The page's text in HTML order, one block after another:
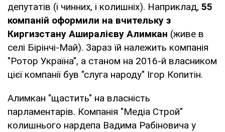
депутатів (і чинних, і колишніх). Наприклад, 55
компаній оформили на вчительку з
Киргизстану Аширалієву Алимкан (живе в
селі Бірінчі-Май). Зараз їй належить компанія
"Ротор Україна", а станом на 2016-й власником
цієї компанії був "слуга народу" Ігор Копитін.
Алимкан "щастить" на власність
парламентарів. Компанія "Медіа Строй"
колишнього нардепа Вадима Рабіновича у